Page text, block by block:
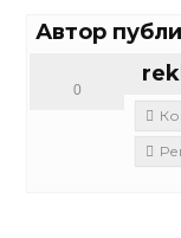
Автор
0